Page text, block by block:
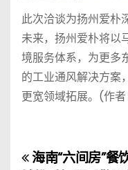
此次洽谈为扬州爱朴
未来，扬州爱朴将以
境服务体系，为更多
的工业通风解决方案
更宽领域拓展。(作
文
海南“六间房”餐